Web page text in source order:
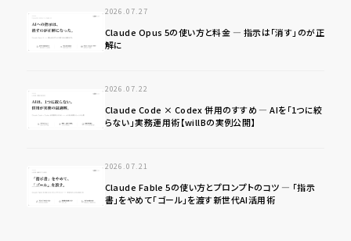
2026.07.27
Claude Opus 5の使い方と料金 ― 指示は「消す」のが正
解に
2026.07.22
Claude Code × Codex 併用のすすめ ― AIを「1つに絞
らない」実務運用術【willBの実例公開】
2026.07.21
Claude Fable 5の使い方とプロンプトのコツ ― 「指示
書」をやめて「ゴール」を渡す新世代AI活用術